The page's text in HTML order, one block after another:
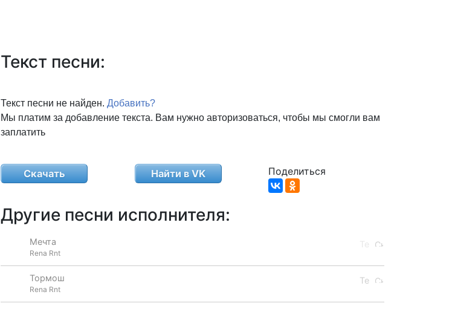
Текст песни:
Текст песни не найден. Добавить?
Мы платим за добавление текста. Вам нужно авторизоваться, чтобы мы смогли вам
заплатить
Скачать Найти в VK Поделиться
Другие песни исполнителя:
Мечта
Rena Rnt
Тормош
Rena Rnt